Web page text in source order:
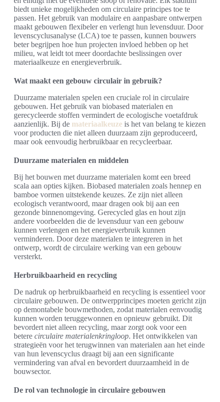
biedt unieke mogelijkheden om circulaire principes toe te
passen. Het gebruik van modulaire en aanpasbare ontwerpen
maakt gebouwen flexibeler en verlengt hun levensduur. Door
levenscyclusanalyse (LCA) toe te passen, kunnen bouwers
beter begrijpen hoe hun projecten invloed hebben op het
milieu, wat leidt tot meer doordachte beslissingen over
materiaalkeuze en energieverbruik.
Wat maakt een gebouw circulair in gebruik?
Duurzame materialen spelen een cruciale rol in circulaire
gebouwen. Het gebruik van biobased materialen en
gerecycleerde stoffen vermindert de ecologische voetafdruk
aanzienlijk. Bij de materiaalkeuze is het van belang te kiezen
voor producten die niet alleen duurzaam zijn geproduceerd,
maar ook eenvoudig herbruikbaar en recycleerbaar.
Duurzame materialen en middelen
Bij het bouwen met duurzame materialen komt een breed
scala aan opties kijken. Biobased materialen zoals hennep en
bamboe vormen uitstekende keuzes. Ze zijn niet alleen
ecologisch verantwoord, maar dragen ook bij aan een
gezonde binnenomgeving. Gerecycled glas en hout zijn
andere voorbeelden die de levensduur van een gebouw
kunnen verlengen en het energieverbruik kunnen
verminderen. Door deze materialen te integreren in het
ontwerp, wordt de circulaire werking van een gebouw
versterkt.
Herbruikbaarheid en recycling
De nadruk op herbruikbaarheid en recycling is essentieel voor
circulaire gebouwen. De ontwerpprincipes moeten gericht zijn
op demontabele bouwmethoden, zodat materialen eenvoudig
kunnen worden teruggewonnen en opnieuw gebruikt. Dit
bevordert niet alleen recycling, maar zorgt ook voor een
betere circulaire materialenkringloop. Het ontwikkelen van
strategieën voor het terugwinnen van materialen aan het einde
van hun levenscyclus draagt bij aan een significante
vermindering van afval en bevordert duurzaamheid in de
bouwsector.
De rol van technologie in circulaire gebouwen